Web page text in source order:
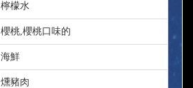
檸檬水
櫻桃,櫻桃口味的
海鮮
燻豬肉